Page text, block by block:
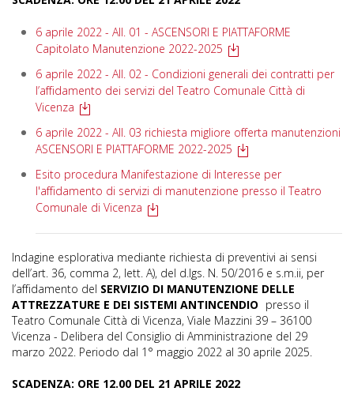
6 aprile 2022 - All. 01 - ASCENSORI E PIATTAFORME
Capitolato Manutenzione 2022-2025
6 aprile 2022 - All. 02 - Condizioni generali dei contratti per
l’affidamento dei servizi del Teatro Comunale Città di
Vicenza
6 aprile 2022 - All. 03 richiesta migliore offerta manutenzioni
ASCENSORI E PIATTAFORME 2022-2025
Esito procedura Manifestazione di Interesse per
l'affidamento di servizi di manutenzione presso il Teatro
Comunale di Vicenza
Indagine esplorativa mediante richiesta di preventivi ai sensi
dell’art. 36, comma 2, lett. A), del d.lgs. N. 50/2016 e s.m.ii, per
l’affidamento del SERVIZIO DI MANUTENZIONE DELLE
ATTREZZATURE E DEI SISTEMI ANTINCENDIO presso il
Teatro Comunale Città di Vicenza, Viale Mazzini 39 – 36100
Vicenza - Delibera del Consiglio di Amministrazione del 29
marzo 2022. Periodo dal 1° maggio 2022 al 30 aprile 2025.
SCADENZA: ORE 12.00 DEL 21 APRILE 2022